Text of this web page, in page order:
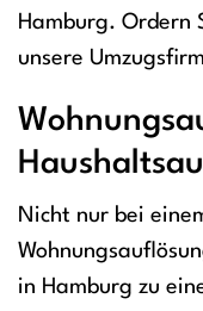
Hamburg. Ordern
unsere
Nicht nur bei
in Hamburg zu